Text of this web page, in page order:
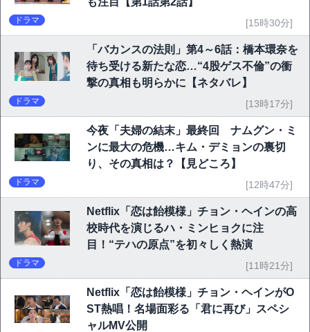
ドラマ [15時30分]
「バカンスの法則」第4～6話：橋本環奈を
待ち受ける新たな恋…“4股ゲス不倫”の衝
撃の真相も明らかに【ネタバレ】
ドラマ [13時17分]
今夜「夫婦の結末」最終回 ナムグン・ミ
ンに最大の危機…キム・デミョンの裏切
り、その真相は？【見どころ】
ドラマ [12時47分]
Netflix「恋は飴模様」チョン・ヘインの高
校時代を演じるハ・ミンヒョクに注
目！“テハの原点”を初々しく熱演
ドラマ [11時21分]
Netflix「恋は飴模様」チョン・ヘインがO
ST熱唱！名場面彩る「君に再び」スペシ
ャルMV公開